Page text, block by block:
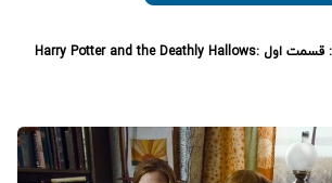
هری پاتر و یادگاران مرگ : قسمت اول Harry Potter and the Deathly Hallows: